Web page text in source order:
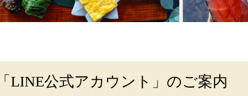
「LINE公式アカウント」のご案内